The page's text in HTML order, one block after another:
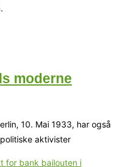
moderne
10. Mai 1933, har også
aktivister